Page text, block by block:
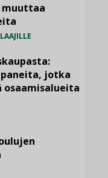
muuttaa
jotka